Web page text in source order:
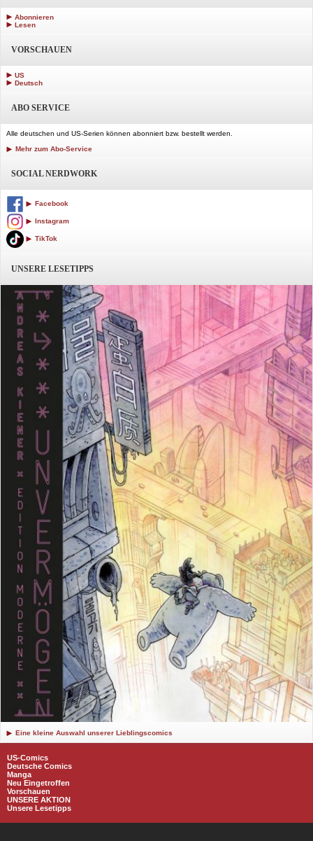
Abonnieren
Lesen
VORSCHAUEN
US
Deutsch
ABO SERVICE
Alle deutschen und US-Serien können abonniert bzw. bestellt werden.
Mehr zum Abo-Service
SOCIAL NERDWORK
Facebook
Instagram
TikTok
UNSERE LESETIPPS
Eine kleine Auswahl unserer Lieblingscomics
US-Comics
Deutsche Comics
Manga
Neu Eingetroffen
Vorschauen
UNSERE AKTION
Unsere Lesetipps